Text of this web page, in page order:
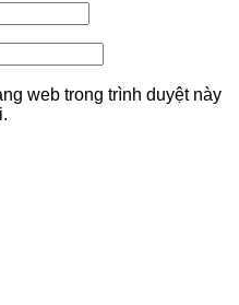
web trong trình duyệt này